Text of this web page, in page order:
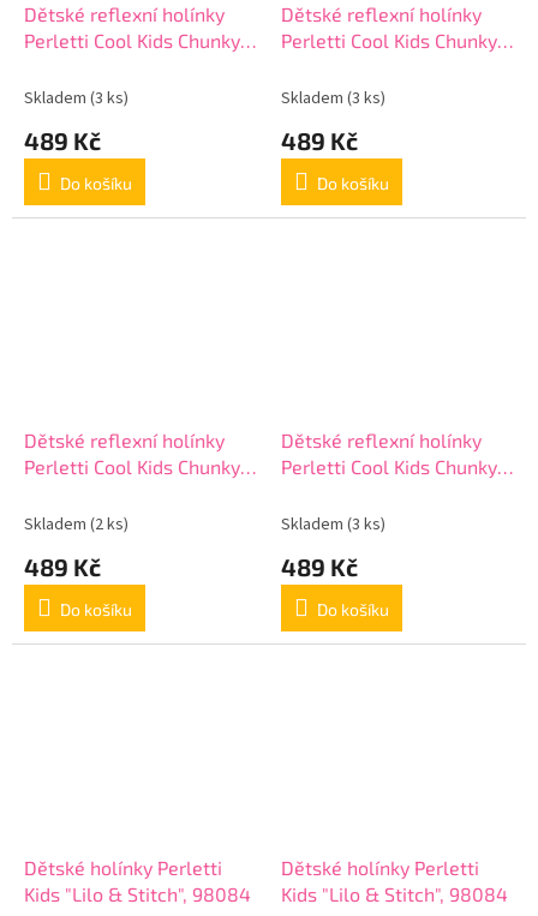
Dětské reflexní holínky
Perletti Cool Kids Chunky,
Skladem (3 ks)
489 Kč
Do košíku
Dětské reflexní holínky
Perletti Cool Kids Chunky,
Skladem (3 ks)
489 Kč
Do košíku
Dětské reflexní holínky
Perletti Cool Kids Chunky,
Skladem (2 ks)
489 Kč
Do košíku
Dětské reflexní holínky
Perletti Cool Kids Chunky,
Skladem (3 ks)
489 Kč
Do košíku
Dětské holínky Perletti
Kids "Lilo & Stitch", 98084
Dětské holínky Perletti
Kids "Lilo & Stitch", 98084